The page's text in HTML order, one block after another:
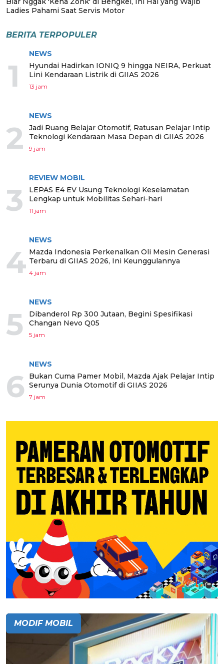
Ladies Pahami Saat Servis Motor
BERITA TERPOPULER
1
NEWS
Hyundai Hadirkan IONIQ 9 hingga NEIRA, Perkuat
Lini Kendaraan Listrik di GIIAS 2026
13 jam
2
NEWS
Jadi Ruang Belajar Otomotif, Ratusan Pelajar Intip
Teknologi Kendaraan Masa Depan di GIIAS 2026
9 jam
3
REVIEW MOBIL
LEPAS E4 EV Usung Teknologi Keselamatan
Lengkap untuk Mobilitas Sehari-hari
11 jam
4
NEWS
Mazda Indonesia Perkenalkan Oli Mesin Generasi
Terbaru di GIIAS 2026, Ini Keunggulannya
4 jam
5
NEWS
Dibanderol Rp 300 Jutaan, Begini Spesifikasi
Changan Nevo Q05
5 jam
6
NEWS
Bukan Cuma Pamer Mobil, Mazda Ajak Pelajar Intip
Serunya Dunia Otomotif di GIIAS 2026
7 jam
MODIF MOBIL